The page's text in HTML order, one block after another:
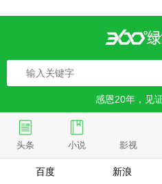
感恩20年，见
头条 小说 影视
百度 新浪